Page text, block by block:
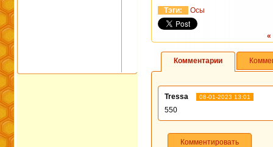
Тэги: Осы
«
Комментарии
Tressa 08-01-2023 13:01
550
Комментировать